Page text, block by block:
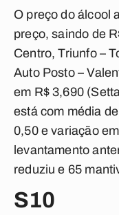
O preço do álcool
preço, saindo de
Centro, Triunfo –
Auto Posto –
em R$ 3,690
está com média
0,50 e variação
levantamento
reduziu e 65
S10